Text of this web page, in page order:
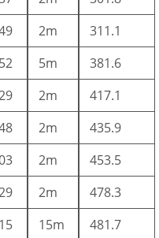
2m
311.1
5m
381.6
2m
417.1
2m
435.9
2m
453.5
2m
478.3
15m
481.7